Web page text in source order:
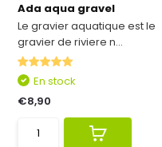
Ada aqua gravel
Le gravier aquatique est le
gravier de riviere n...
En stock
€8,90